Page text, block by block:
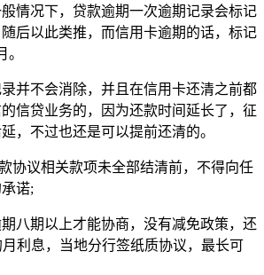
情况下，贷款逾期一次逾期记录会标记
后以此类推，而信用卡逾期的话，标记
并不会消除，并且在信用卡还清之前都
信贷业务的，因为还款时间延长了，征
，不过也还是可以提前还清的。
协议相关款项未全部结清前，不得向任
诺;
八期以上才能协商，没有减免政策，还
利息，当地分行签纸质协议，最长可